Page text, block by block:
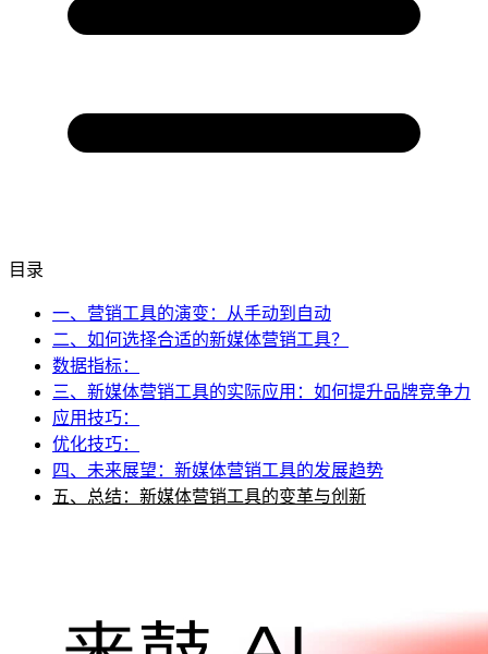
目录
一、营销工具的演变：从手动到自动
二、如何选择合适的新媒体营销工具？
数据指标：
三、新媒体营销工具的实际应用：如何提升品牌竞争力
应用技巧：
优化技巧：
四、未来展望：新媒体营销工具的发展趋势
五、总结：新媒体营销工具的变革与创新